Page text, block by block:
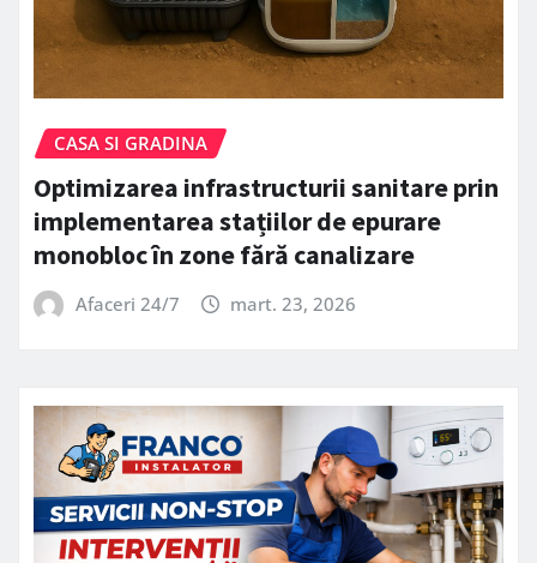
CASA SI GRADINA
Optimizarea infrastructurii sanitare prin
implementarea stațiilor de epurare
monobloc în zone fără canalizare
Afaceri 24/7 mart. 23, 2026